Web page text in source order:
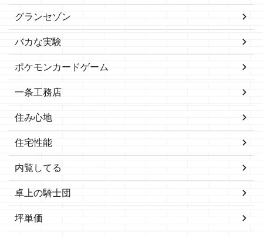
グランセゾン
バカな実験
ポケモンカードゲーム
一条工務店
住み心地
住宅性能
内覧してる
卓上の騎士団
坪単価